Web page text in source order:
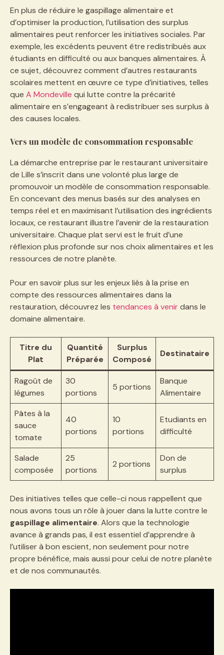
En plus de réduire le gaspillage alimentaire et
d’optimiser la production, l’utilisation des surplus
alimentaires peut renforcer les initiatives sociales. Par
exemple, les excédents peuvent être redistribués aux
étudiants en difficulté ou aux banques alimentaires. À
ce sujet, découvrez comment d’autres restaurants
scolaires mettent en œuvre ce type d’initiatives, telles
que A Mondeville qui lutte contre la précarité
alimentaire en s’engageant à redistribuer ses surplus à
des causes locales.
Vers un modèle de consommation responsable
La démarche entreprise par le restaurant universitaire
de Lille s’inscrit dans une volonté plus large de
promouvoir un modèle de consommation responsable.
En concevant des menus basés sur des analyses en
temps réel et en maximisant l’utilisation des ingrédients
locaux, ce restaurant illustre l’avenir de la restauration
universitaire. Chaque plat servi est le fruit d’une
réflexion plus profonde sur nos choix alimentaires et les
ressources de notre planète.
Pour en savoir plus sur les enjeux liés à la prise en
compte des ressources alimentaires dans la
restauration, découvrez les tendances à venirdans le
domaine alimentaire.
Titre du
Plat
Quantité
Préparée
Surplus
Composé
Destinataire
Ragoût de
légumes
30
portions
5 portions
Banque
Alimentaire
Pâtes à la
sauce
tomate
40
portions
10
portions
Etudiants en
difficulté
Salade
composée
25
portions
2 portions
Don de
surplus
Des initiatives telles que celle-ci nous rappellent que
nous avons tous un rôle à jouer dans la lutte contre le
gaspillage alimentaire. Alors que la technologie
avance à grands pas, il est essentiel d’apprendre à
l’utiliser à bon escient, non seulement pour notre
propre bénéfice, mais aussi pour celui de notre planète
et de nos communautés.